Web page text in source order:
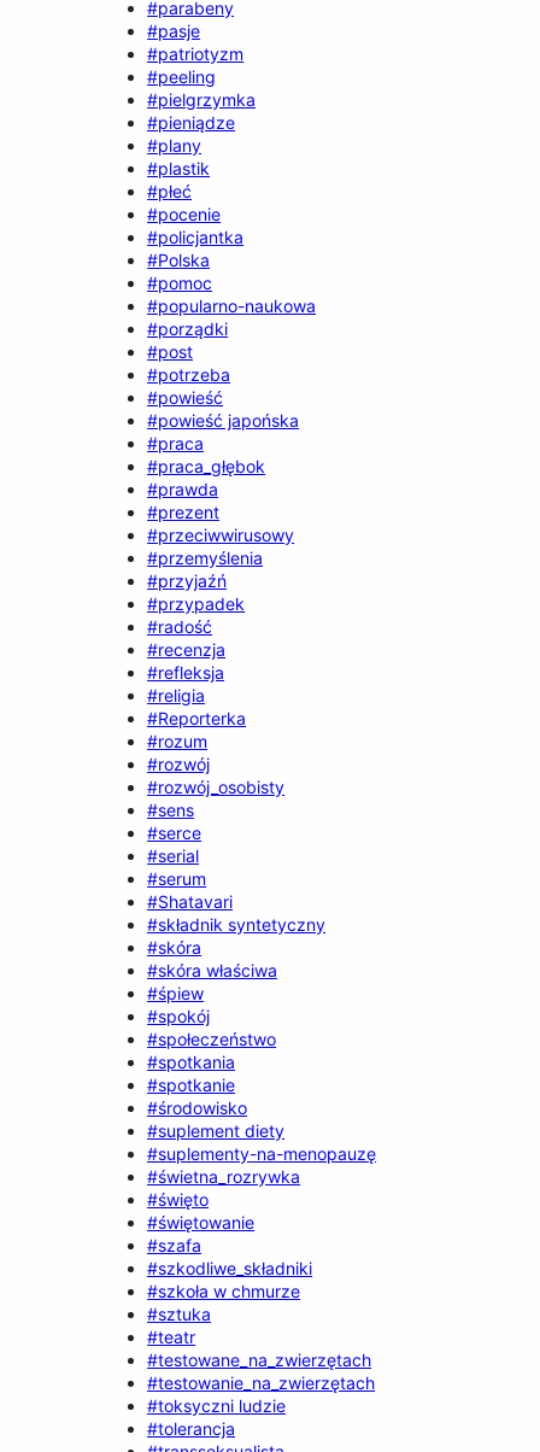
#parabeny
#pasje
#patriotyzm
#peeling
#pielgrzymka
#pieniądze
#plany
#plastik
#płeć
#pocenie
#policjantka
#Polska
#pomoc
#popularno-naukowa
#porządki
#post
#potrzeba
#powieść
#powieść japońska
#praca
#praca_głębok
#prawda
#prezent
#przeciwwirusowy
#przemyślenia
#przyjaźń
#przypadek
#radość
#recenzja
#refleksja
#religia
#Reporterka
#rozum
#rozwój
#rozwój_osobisty
#sens
#serce
#serial
#serum
#Shatavari
#składnik syntetyczny
#skóra
#skóra właściwa
#śpiew
#spokój
#społeczeństwo
#spotkania
#spotkanie
#środowisko
#suplement diety
#suplementy-na-menopauzę
#świetna_rozrywka
#święto
#świętowanie
#szafa
#szkodliwe_składniki
#szkoła w chmurze
#sztuka
#teatr
#testowane_na_zwierzętach
#testowanie_na_zwierzętach
#toksyczni ludzie
#tolerancja